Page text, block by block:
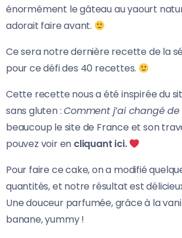
énormément le gâteau au yaourt
adorait faire avant.
Ce sera notre dernière recette de la
pour ce défi des 40 recettes.
Cette recette nous a été inspirée du
sans gluten :Comment j’ai changé de
beaucoup le site de France et son
pouvez voir en cliquant ici.
Pour faire ce cake, on a modifié
quantités, et notre résultat est
Une douceur parfumée, grâce à la
banane, yummy !